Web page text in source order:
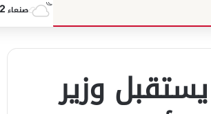
صنعاء
وزير